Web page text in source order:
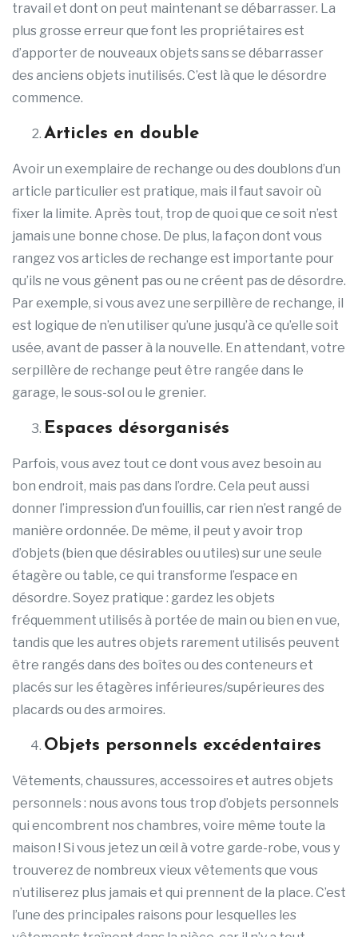
travail et dont on peut maintenant se débarrasser. La
plus grosse erreur que font les propriétaires est
d’apporter de nouveaux objets sans se débarrasser
des anciens objets inutilisés. C’est là que le désordre
commence.
Articles en double
Avoir un exemplaire de rechange ou des doublons d’un
article particulier est pratique, mais il faut savoir où
fixer la limite. Après tout, trop de quoi que ce soit n’est
jamais une bonne chose. De plus, la façon dont vous
rangez vos articles de rechange est importante pour
qu’ils ne vous gênent pas ou ne créent pas de désordre.
Par exemple, si vous avez une serpillère de rechange, il
est logique de n’en utiliser qu’une jusqu’à ce qu’elle soit
usée, avant de passer à la nouvelle. En attendant, votre
serpillère de rechange peut être rangée dans le
garage, le sous-sol ou le grenier.
Espaces désorganisés
Parfois, vous avez tout ce dont vous avez besoin au
bon endroit, mais pas dans l’ordre. Cela peut aussi
donner l’impression d’un fouillis, car rien n’est rangé de
manière ordonnée. De même, il peut y avoir trop
d’objets (bien que désirables ou utiles) sur une seule
étagère ou table, ce qui transforme l’espace en
désordre. Soyez pratique : gardez les objets
fréquemment utilisés à portée de main ou bien en vue,
tandis que les autres objets rarement utilisés peuvent
être rangés dans des boîtes ou des conteneurs et
placés sur les étagères inférieures/supérieures des
placards ou des armoires.
Objets personnels excédentaires
Vêtements, chaussures, accessoires et autres objets
personnels : nous avons tous trop d’objets personnels
qui encombrent nos chambres, voire même toute la
maison ! Si vous jetez un œil à votre garde-robe, vous y
trouverez de nombreux vieux vêtements que vous
n’utiliserez plus jamais et qui prennent de la place. C’est
l’une des principales raisons pour lesquelles les